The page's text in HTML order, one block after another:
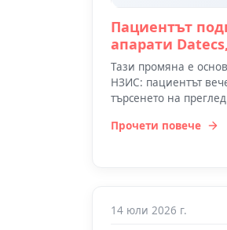
Пациентът
апарати
Тази промяна е
НЗИС: пациентът
търсенето на
Прочети повече
14 юли 2026 г.